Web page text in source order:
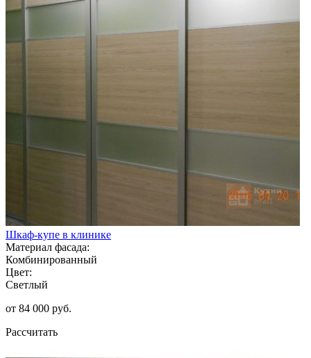
Шкаф-купе в клинике
Материал фасада:
Комбинированный
Цвет:
Светлый
от 84 000 руб.
Рассчитать